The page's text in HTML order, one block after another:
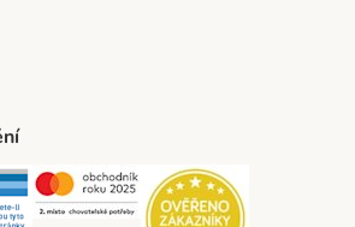
Method
MethodShipping Method
Security Security